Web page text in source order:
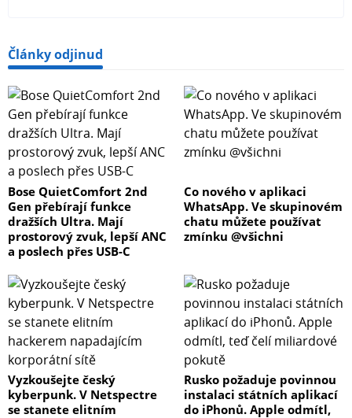
Články odjinud
Bose QuietComfort 2nd
Gen přebírají funkce
dražších Ultra. Mají
prostorový zvuk, lepší ANC
a poslech přes USB-C
Co nového v aplikaci
WhatsApp. Ve skupinovém
chatu můžete používat
zmínku @všichni
Vyzkoušejte český
kyberpunk. V Netspectre
se stanete elitním
Rusko požaduje povinnou
instalaci státních aplikací
do iPhonů. Apple odmítl,